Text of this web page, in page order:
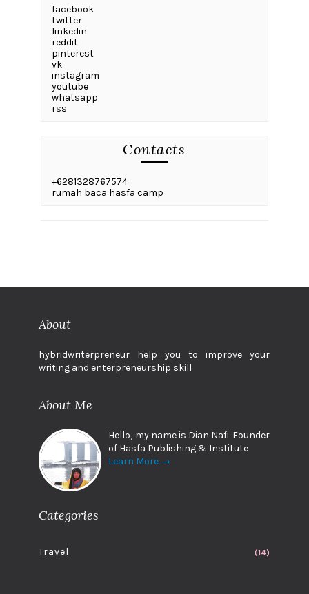
facebook
twitter
linkedin
reddit
pinterest
vk
instagram
youtube
whatsapp
rss
Contacts
+6281328767574
rumah baca hasfa camp
About
hybridwriterpreneur help you to improve your
writing and enterpreneurship skill
About Me
Hello, my name is Dian Nafi. Founder
of Hasfa Publishing & Institute
Learn More →
Categories
Travel (14)